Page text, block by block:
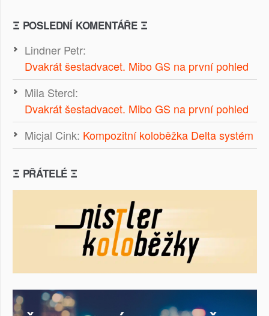
Ξ POSLEDNÍ KOMENTÁŘE Ξ
Lindner Petr:
Dvakrát šestadvacet. Mibo GS na první pohled
Mila Stercl:
Dvakrát šestadvacet. Mibo GS na první pohled
Micjal Cink: Kompozitní koloběžka Delta systém
Ξ PŘÁTELÉ Ξ